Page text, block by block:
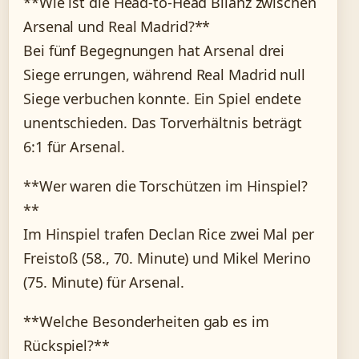
Arsenal und Real Madrid?**
Bei fünf Begegnungen hat Arsenal drei
Siege errungen, während Real Madrid null
Siege verbuchen konnte. Ein Spiel endete
unentschieden. Das Torverhältnis beträgt
6:1 für Arsenal.
**Wer waren die Torschützen im Hinspiel?
**
Im Hinspiel trafen Declan Rice zwei Mal per
Freistoß (58., 70. Minute) und Mikel Merino
(75. Minute) für Arsenal.
**Welche Besonderheiten gab es im
Rückspiel?**